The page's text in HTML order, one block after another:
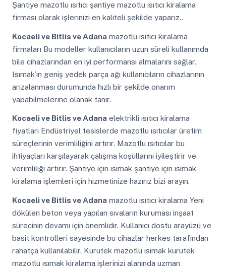
Şantiye mazotlu ısıtıcı şantiye mazotlu ısıtıcı kiralama
firması olarak işlerinizi en kaliteli şekilde yaparız..
Kocaeli ve Bitlis ve Adanamazotlu ısıtıcı kiralama
firmaları Bu modeller kullanıcıların uzun süreli kullanımda
bile cihazlarından en iyi performansı almalarını sağlar.
Isımak’ın geniş yedek parça ağı kullanıcıların cihazlarının
arızalanması durumunda hızlı bir şekilde onarım
yapabilmelerine olanak tanır.
Kocaeli ve Bitlis ve Adanaelektrikli ısıtıcı kiralama
fiyatları Endüstriyel tesislerde mazotlu ısıtıcılar üretim
süreçlerinin verimliliğini artırır. Mazotlu ısıtıcılar bu
ihtiyaçları karşılayarak çalışma koşullarını iyileştirir ve
verimliliği artırır. Şantiye için ısımak şantiye için ısımak
kiralama işlemleri için hizmetinize hazırız bizi arayın.
Kocaeli ve Bitlis ve Adanamazotlu ısıtıcı kiralama Yeni
dökülen beton veya yapılan sıvaların kuruması inşaat
sürecinin devamı için önemlidir. Kullanıcı dostu arayüzü ve
basit kontrolleri sayesinde bu cihazlar herkes tarafından
rahatça kullanılabilir. Kurutek mazotlu ısımak kurutek
mazotlu ısımak kiralama işlerinizi alanında uzman